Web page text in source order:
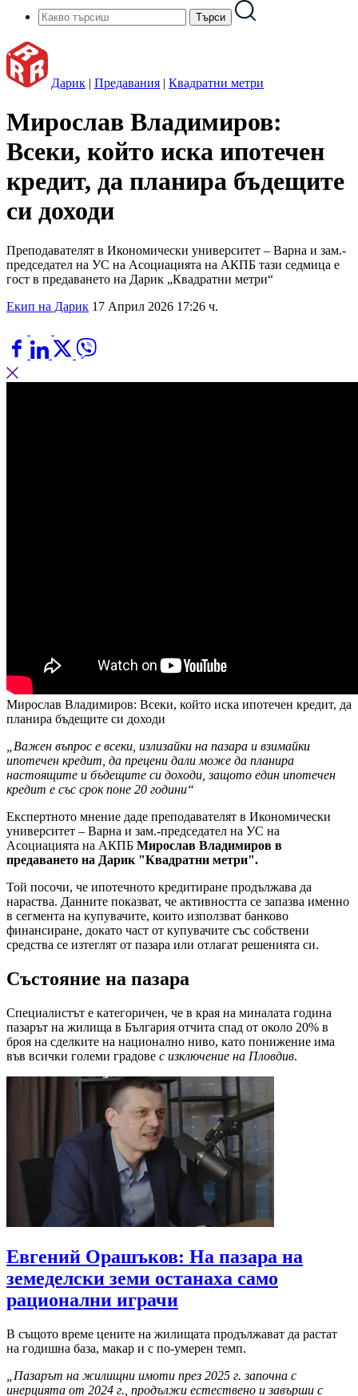
Дарик | Предавания | Квадратни метри
Мирослав Владимиров:
Всеки, който иска ипотечен
кредит, да планира бъдещите
си доходи
Преподавателят в Икономически университет – Варна и зам.-
председател на УС на Асоциацията на АКПБ тази седмица е
гост в предаването на Дарик „Квадратни метри“
Екип на Дарик 17 Април 2026 17:26 ч.
Мирослав Владимиров: Всеки, който иска ипотечен кредит, да
планира бъдещите си доходи
„Важен въпрос е всеки, излизайки на пазара и взимайки
ипотечен кредит, да прецени дали може да планира
настоящите и бъдещите си доходи, защото един ипотечен
кредит е със срок поне 20 години“
Експертното мнение даде преподавателят в Икономически
университет – Варна и зам.-председател на УС на
Асоциацията на АКПБ Мирослав Владимиров в
предаването на Дарик "Квадратни метри".
Той посочи, че ипотечното кредитиране продължава да
нараства. Данните показват, че активността се запазва именно
в сегмента на купувачите, които използват банково
финансиране, докато част от купувачите със собствени
средства се изтеглят от пазара или отлагат решенията си.
Състояние на пазара
Специалистът е категоричен, че в края на миналата година
пазарът на жилища в България отчита спад от около 20% в
броя на сделките на национално ниво, като понижение има
във всички големи градове с изключение на Пловдив.
Евгений Орашъков: На пазара на
земеделски земи останаха само
рационални играчи
В същото време цените на жилищата продължават да растат
на годишна база, макар и с по-умерен темп.
„Пазарът на жилищни имоти през 2025 г. започна с
инерцията от 2024 г., продължи естествено и завърши с